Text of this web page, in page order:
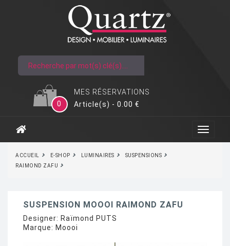
MES RÉSERVATIONS
0
Article(s) - 0.00 €
ACCUEIL E-SHOP LUMINAIRES
SUSPENSIONS
RAIMOND ZAFU
SUSPENSION MOOOI RAIMOND ZAFU
Designer: Raïmond PUTS
Marque: Moooi